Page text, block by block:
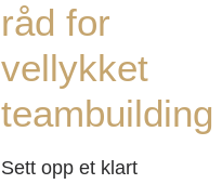
råd for
vellykket
teambuilding
Sett opp et klart